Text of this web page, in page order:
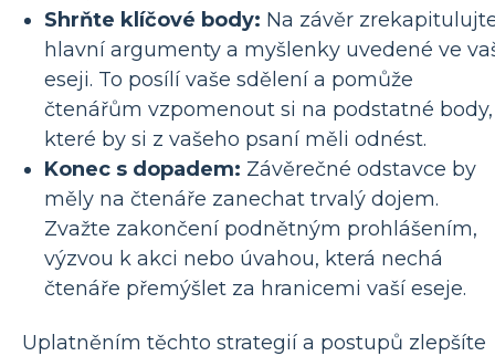
Shrňte klíčové body: Na závěr
hlavní argumenty a myšlenky uvedené ve
eseji. To posílí vaše sdělení a pomůže
čtenářům vzpomenout si na podstatné body,
které by si z vašeho psaní měli odnést.
Konec s dopadem: Závěrečné odstavce by
měly na čtenáře zanechat trvalý dojem.
Zvažte zakončení podnětným prohlášením,
výzvou k akci nebo úvahou, která nechá
čtenáře přemýšlet za hranicemi vaší eseje.
Uplatněním těchto strategií a postupů zlepšíte